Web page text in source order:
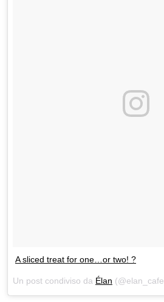
A sliced treat for one…or two! ?
Un post condiviso da Élan